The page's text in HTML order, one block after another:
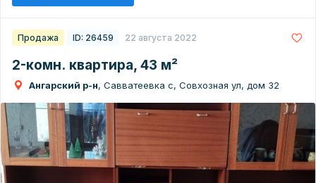
Продажа ID: 26459 22 августа 2022
2-комн. квартира, 43 м²
Ангарский р-н, Савватеевка с, Совхозная ул, дом 32